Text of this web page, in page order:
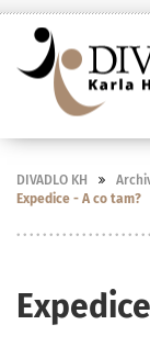
DIVADLO KH
Expedice - A co tam?